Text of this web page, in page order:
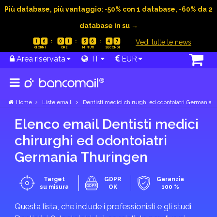
Più database, più vantaggio: -50% con 1 database, -60% da 2
database in su →
1 6 0 1 5 6 4 7 Vedi tutte le news
Area riservata IT EUR
Home Liste email Dentisti medici chirurghi ed odontoiatri Germania
Elenco email Dentisti medici
chirurghi ed odontoiatri
Germania Thuringen
Target
su misura
GDPR
OK
Garanzia
100 %
Questa lista, che include i professionisti e gli studi